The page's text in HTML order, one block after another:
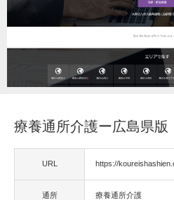
療養通所介護ー広島県版
URL https://
通所 療養通所介護
施設
地域密着型小規模施設
住宅改修